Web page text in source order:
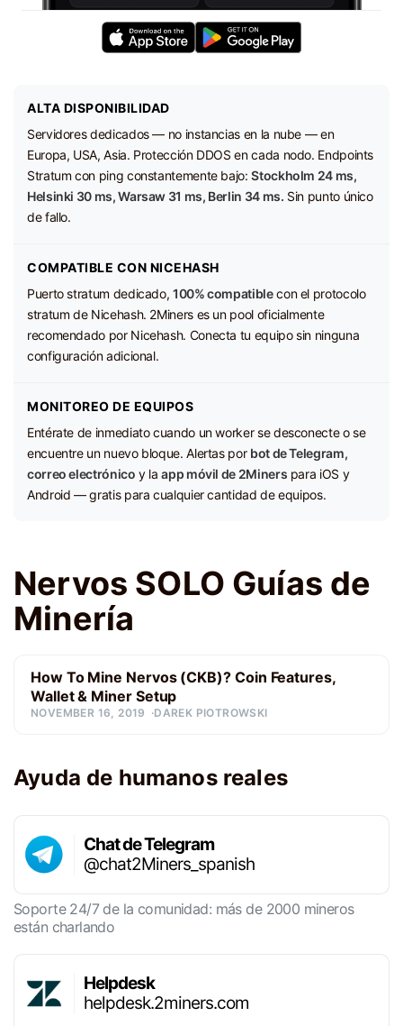
ALTA DISPONIBILIDAD
Servidores dedicados — no instancias en la nube — en
Europa, USA, Asia. Protección DDOS en cada nodo. Endpoints
Stratum con ping constantemente bajo:Stockholm 24 ms,
Helsinki 30 ms, Warsaw 31 ms, Berlin 34 ms. Sin punto único
de fallo.
COMPATIBLE CON NICEHASH
Puerto stratum dedicado, 100% compatiblecon el protocolo
stratum de Nicehash. 2Miners es un pool oficialmente
recomendado por Nicehash. Conecta tu equipo sin ninguna
configuración adicional.
MONITOREO DE EQUIPOS
Entérate de inmediato cuando un worker se desconecte o se
encuentre un nuevo bloque. Alertas por bot de Telegram,
correo electrónico y laapp móvil de 2Miners para iOS y
Android — gratis para cualquier cantidad de equipos.
Nervos SOLO Guías de
Minería
How To Mine Nervos (CKB)? Coin Features,
Wallet & Miner Setup
NOVEMBER 16, 2019 DAREK PIOTROWSKI
Ayuda de humanos reales
Chat de Telegram
@chat2Miners_spanish
Soporte 24/7 de la comunidad: más de 2000 mineros
están charlando
Helpdesk
helpdesk.2miners.com